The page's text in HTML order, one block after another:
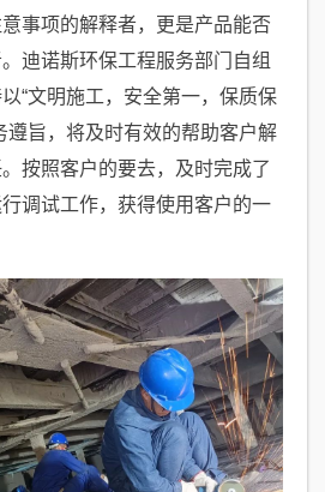
事项的解释者，更是产品能否
迪诺斯环保工程服务部门自组
“文明施工，安全第一，保质保
遵旨，将及时有效的帮助客户解
按照客户的要去，及时完成了
调试工作，获得使用客户的一